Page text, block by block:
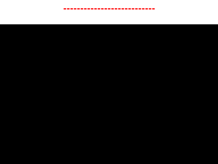
---------------------------